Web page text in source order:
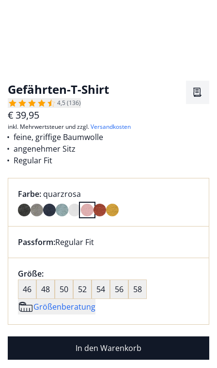
Gefährten-T-Shirt
4,5 (136)
€ 39,95
inkl. Mehrwertsteuer und zzgl.Versandkosten
feine, griffige Baumwolle
angenehmer Sitz
Regular Fit
Farbauswahl:
Farbe: aktuell ausgewählt:
quarzrosa
Farbe quarzrosa ausgewählt
Dieser Artikel hat die Passform Regular Fit. für
Passform:Regular Fit
Größenauswahl:
Größe:nichts ausgewählt
46
48 50 52 54 56
58
Größenberatung
In den Warenkorb